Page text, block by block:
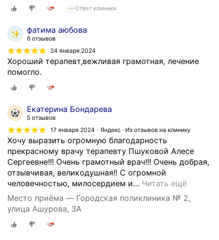
Ответ клиники
фатима аюбова
6 отзывов
24 января 2024
Хороший терапевт,вежливая грамотная, лечение
помогло.
Екатерина Бондарева
5 отзывов
17 января 2024
Яндекс · Из отзывов на клинику
Хочу выразить огромную благодарность
прекрасному врачу терапевту Пшуковой Алесе
Сергеевне!!! Очень грамотный врач!!! Очень добрая,
отзывчивая, великодушная!! С огромной
человечностью, милосердием и… Читать ещё
Место приёма — Городская поликлиника № 2,
улица Ашурова, 3А